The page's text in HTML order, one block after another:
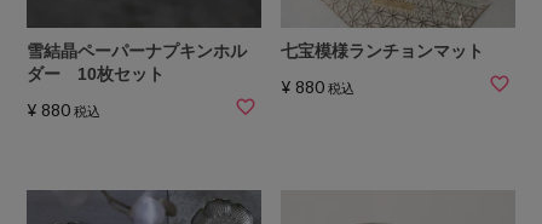
雪結晶ペーパーナプキンホル
ダー 10枚セット
¥ 880 税込
七宝模様ランチョンマット
¥ 880 税込